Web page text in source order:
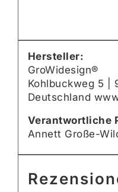
Hersteller:
GroWidesign®
Kohlbuckweg 5 |
Deutschland
Verantwortliche
Annett Große-